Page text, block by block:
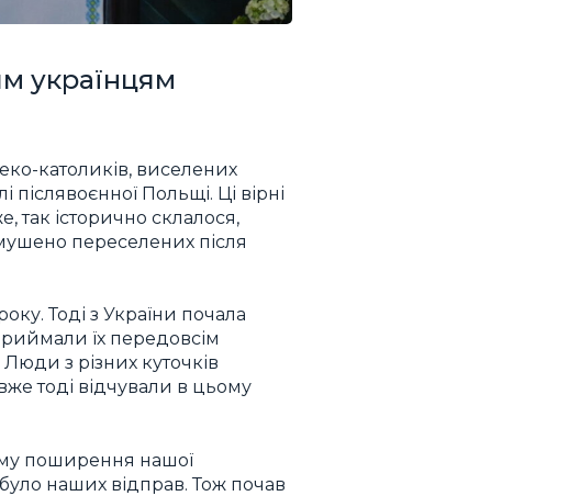
українцям
католиків, виселених
післявоєнної Польщі. Ці вірні
так історично склалося,
переселених після
Тоді з України почала
їх передовсім
з різних куточків
тоді відчували в цьому
поширення нашої
наших відправ. Тож почав